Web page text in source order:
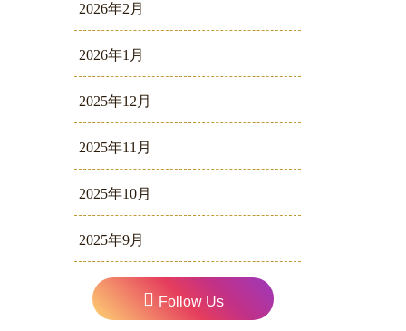
2026年2月
2026年1月
2025年12月
2025年11月
2025年10月
2025年9月
Follow Us